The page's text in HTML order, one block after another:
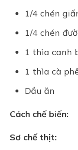
1/4 chén
1/4 chén
1 thìa canh
1 thìa cà
Dầu ăn
Cách chế biến:
Sơ chế thịt: